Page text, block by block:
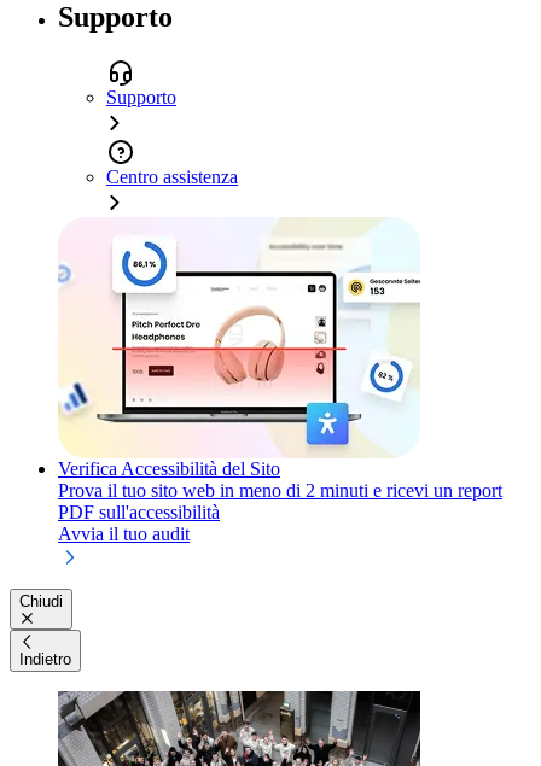
Supporto
Supporto
Centro assistenza
Verifica Accessibilità del Sito
Prova il tuo sito web in meno di 2 minuti e ricevi un report
PDF sull'accessibilità
Avvia il tuo audit
Chiudi
Indietro